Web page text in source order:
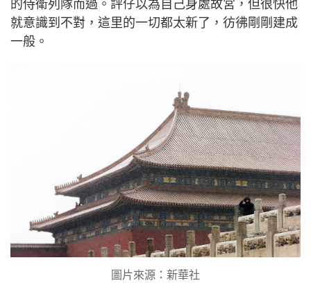
的侍衛列隊而過。評仔以為自己身處故宮，但很快他
就意識到不對，這里的一切都太新了，彷彿剛剛建成
一般。
圖片來源：新華社